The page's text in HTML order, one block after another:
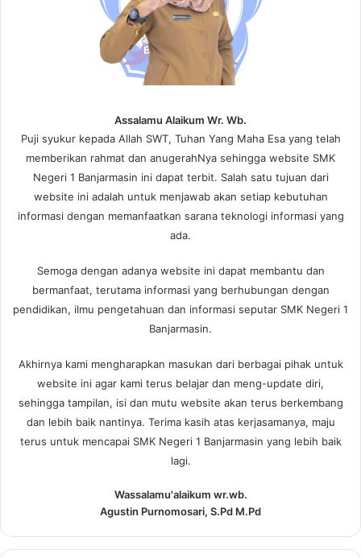
Assalamu Alaikum Wr. Wb.
Puji syukur kepada Allah SWT, Tuhan Yang Maha Esa yang telah
memberikan rahmat dan anugerahNya sehingga website SMK
Negeri 1 Banjarmasin ini dapat terbit. Salah satu tujuan dari
website ini adalah untuk menjawab akan setiap kebutuhan
informasi dengan memanfaatkan sarana teknologi informasi yang
ada.
Semoga dengan adanya website ini dapat membantu dan
bermanfaat, terutama informasi yang berhubungan dengan
pendidikan, ilmu pengetahuan dan informasi seputar SMK Negeri 1
Banjarmasin.
Akhirnya kami mengharapkan masukan dari berbagai pihak untuk
website ini agar kami terus belajar dan meng-update diri,
sehingga tampilan, isi dan mutu website akan terus berkembang
dan lebih baik nantinya. Terima kasih atas kerjasamanya, maju
terus untuk mencapai SMK Negeri 1 Banjarmasin yang lebih baik
lagi.
Wassalamu'alaikum wr.wb.
Agustin Purnomosari, S.Pd M.Pd